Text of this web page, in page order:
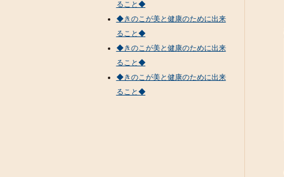
ること◆
◆きのこが美と健康のために出来
ること◆
◆きのこが美と健康のために出来
ること◆
◆きのこが美と健康のために出来
ること◆